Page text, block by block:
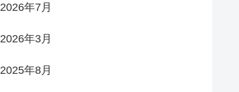
2026年7月
2026年3月
2025年8月